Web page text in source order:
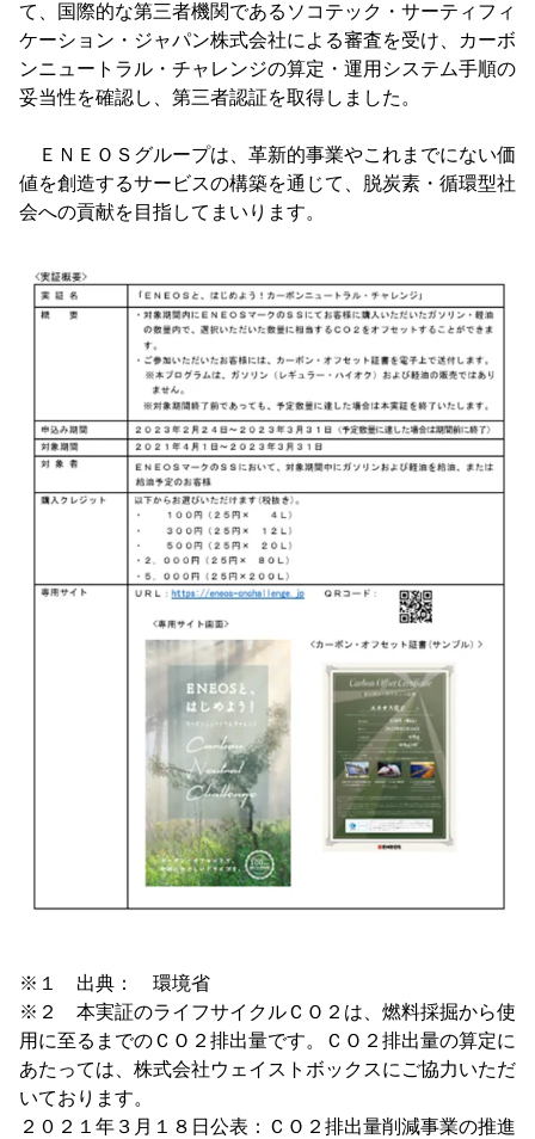
て、国際的な第三者機関であるソコテック・サーティフィ
ケーション・ジャパン株式会社による審査を受け、カーボ
ンニュートラル・チャレンジの算定・運用システム手順の
妥当性を確認し、第三者認証を取得しました。
ＥＮＥＯＳグループは、革新的事業やこれまでにない価
値を創造するサービスの構築を通じて、脱炭素・循環型社
会への貢献を目指してまいります。
※１ 出典： 環境省
※２ 本実証のライフサイクルＣＯ２は、燃料採掘から使
用に至るまでのＣＯ２排出量です。ＣＯ２排出量の算定に
あたっては、株式会社ウェイストボックスにご協力いただ
いております。
２０２１年３月１８日公表：ＣＯ２排出量削減事業の推進